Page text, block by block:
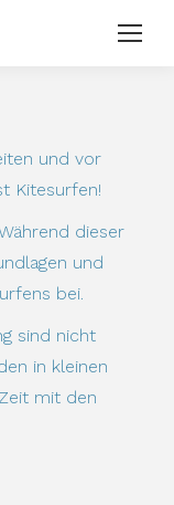
und vor
Kitesurfen!
dieser
und
bei.
sind nicht
in kleinen
mit den